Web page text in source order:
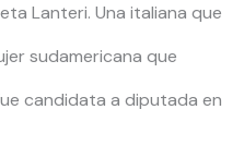
Lanteri. Una italiana que
sudamericana que
candidata a diputada en